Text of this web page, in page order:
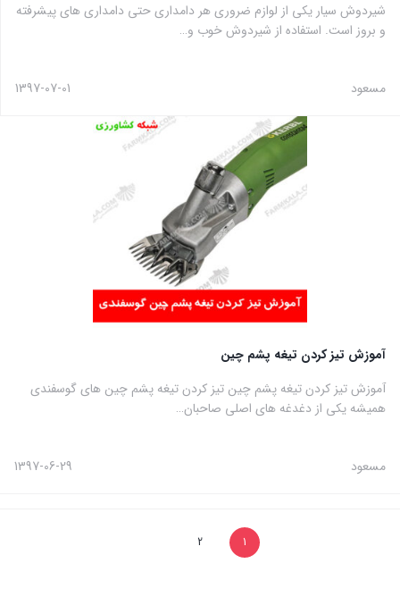
شیردوش سیار یکی از لوازم ضروری هر دامداری حتی دامداری های پیشرفته
و بروز است. استفاده از شیردوش خوب و…
مسعود 1397-07-01
آموزش تیز کردن تیغه پشم چین
آموزش تیز کردن تیغه پشم چین تیز کردن تیغه پشم چین های گوسفندی
همیشه یکی از دغدغه های اصلی صاحبان…
مسعود 1397-06-29
1
2